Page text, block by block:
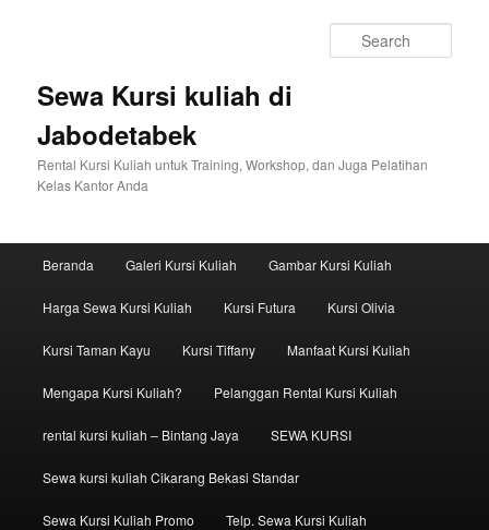
Sewa Kursi kuliah di
Jabodetabek
Rental Kursi Kuliah untuk Training, Workshop, dan Juga Pelatihan
Kelas Kantor Anda
Skip to primary content
Skip to secondary content
Beranda Galeri Kursi Kuliah Gambar Kursi Kuliah
Harga Sewa Kursi Kuliah Kursi Futura Kursi Olivia
Kursi Taman Kayu Kursi Tiffany Manfaat Kursi Kuliah
Mengapa Kursi Kuliah? Pelanggan Rental Kursi Kuliah
rental kursi kuliah – Bintang Jaya SEWA KURSI
Sewa kursi kuliah Cikarang Bekasi Standar
Sewa Kursi Kuliah Promo Telp. Sewa Kursi Kuliah